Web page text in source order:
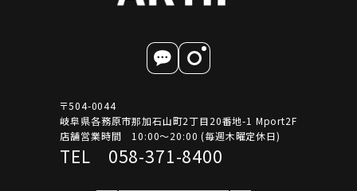
〒504-0044
岐阜県各務原市那加石山町2丁目20番地-1 Mport2F
店舗営業時間 10:00～20:00 (毎週木曜定休日)
TEL 058-371-8400